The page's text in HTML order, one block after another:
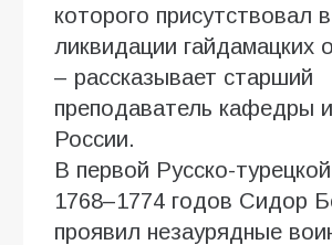
которого присутствовал в
ликвидации гайдамацких
– рассказывает старший
преподаватель кафедры
России.
В первой Русско-
1768–1774 годов Сидор
проявил незаурядные